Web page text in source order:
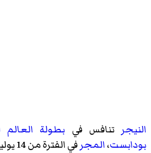
النيجر تنافس في بطولة العالم
بودابست،المجرفي الفترة من 14 يوليو إلى 30 يوليو.